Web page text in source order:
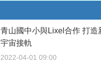
青山國中小與Lixel合作 打造
宇宙接軌
2022-04-01 09:00